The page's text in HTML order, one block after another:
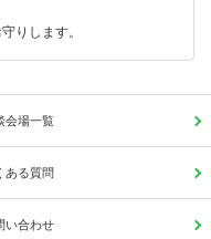
りします。
会場一覧
ある質問
い合わせ